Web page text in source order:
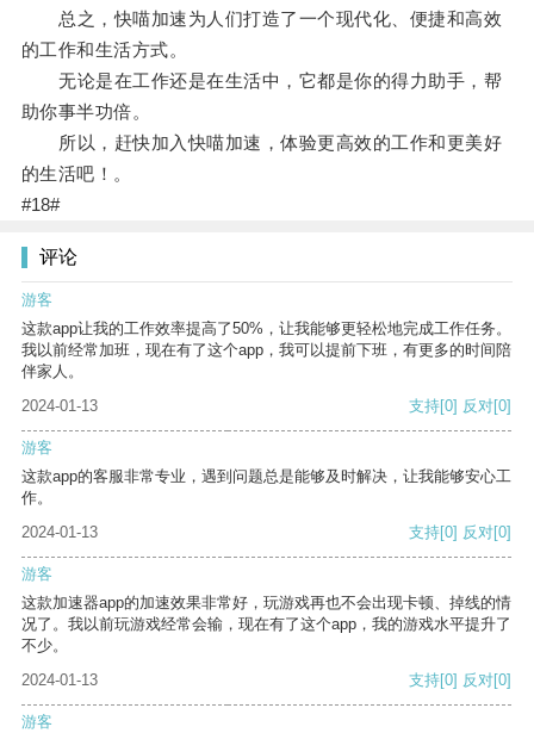
总之，快喵加速为人们打造了一个现代化、便捷和高效
的工作和生活方式。
无论是在工作还是在生活中，它都是你的得力助手，帮
助你事半功倍。
所以，赶快加入快喵加速，体验更高效的工作和更美好
的生活吧！。
#18#
评论
游客
这款app让我的工作效率提高了50%，让我能够更轻松地完成工作任务。
我以前经常加班，现在有了这个app，我可以提前下班，有更多的时间陪
伴家人。
2024-01-13
支持[0] 反对[0]
游客
这款app的客服非常专业，遇到问题总是能够及时解决，让我能够安心工
作。
2024-01-13
支持[0] 反对[0]
游客
这款加速器app的加速效果非常好，玩游戏再也不会出现卡顿、掉线的情
况了。我以前玩游戏经常会输，现在有了这个app，我的游戏水平提升了
不少。
2024-01-13
支持[0] 反对[0]
游客